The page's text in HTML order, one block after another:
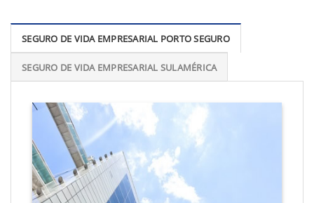
SEGURO DE VIDA EMPRESARIAL PORTO SEGURO
SEGURO DE VIDA EMPRESARIAL SULAMÉRICA